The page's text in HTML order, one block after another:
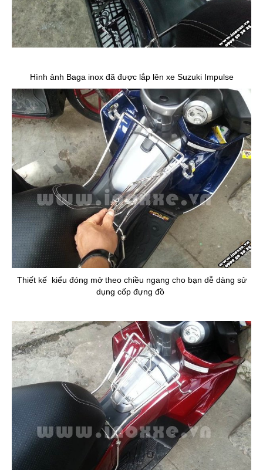
Hình ảnh Baga inox đã được lắp lên xe Suzuki Impulse
Thiết kế kiểu đóng mở theo chiều ngang cho bạn dễ dàng sử
dụng cốp đựng đồ